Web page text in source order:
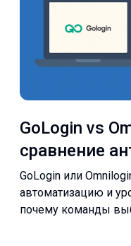
GoLogin vs
сравнение
GoLogin или
автоматизацию и
почему команды